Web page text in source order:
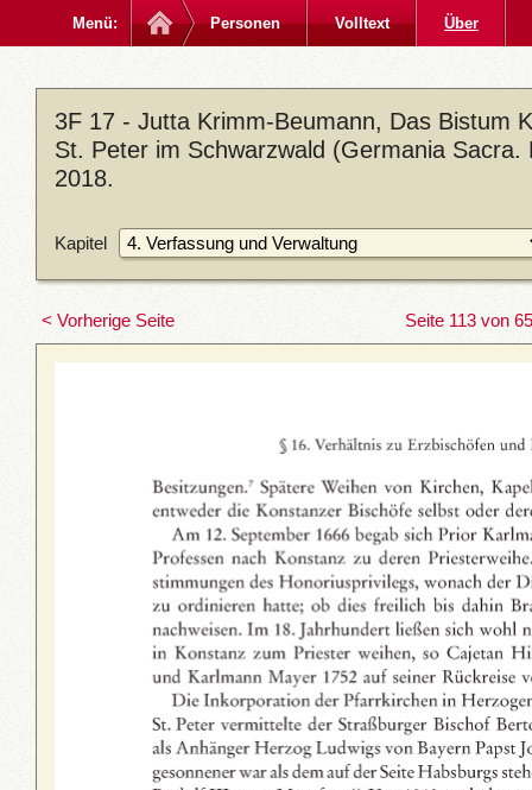
Menü: Personen Volltext Über
3F 17 - Jutta Krimm-Beumann, Das Bistum
St. Peter im Schwarzwald (Germania
2018.
Kapitel
< Vorherige Seite Seite 113 von